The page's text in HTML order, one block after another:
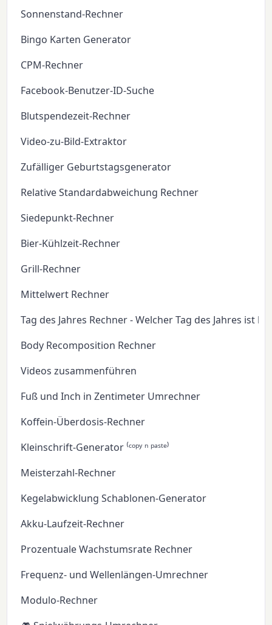
Sonnenstand-Rechner
Bingo Karten Generator
CPM-Rechner
Facebook-Benutzer-ID-Suche
Blutspendezeit-Rechner
Video-zu-Bild-Extraktor
Zufälliger Geburtstagsgenerator
Relative Standardabweichung Rechner
Siedepunkt-Rechner
Bier-Kühlzeit-Rechner
Grill-Rechner
Mittelwert Rechner
Tag des Jahres Rechner - Welcher Tag des Jahres ist
Body Recomposition Rechner
Videos zusammenführen
Fuß und Inch in Zentimeter Umrechner
Koffein-Überdosis-Rechner
Kleinschrift-Generator ⁽ᶜᵒᵖʸ ⁿ ᵖᵃˢᵗᵉ⁾
Meisterzahl-Rechner
Kegelabwicklung Schablonen-Generator
Akku-Laufzeit-Rechner
Prozentuale Wachstumsrate Rechner
Frequenz- und Wellenlängen-Umrechner
Modulo-Rechner